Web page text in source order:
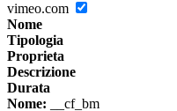
vimeo.com
Nome
Tipologia
Proprieta
Descrizione
Durata
Nome: __cf_bm